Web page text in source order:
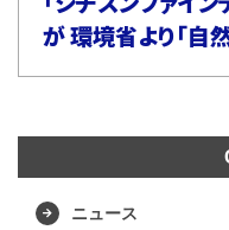
が 環境省より「自
ニュース